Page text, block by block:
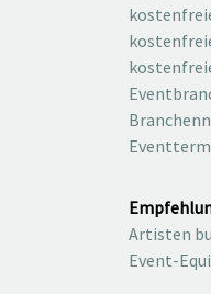
Artisten
Event-